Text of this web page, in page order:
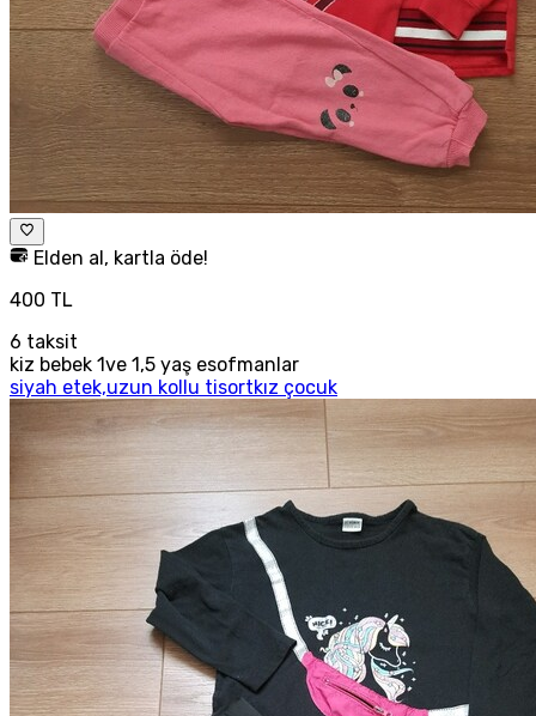
Elden al, kartla öde!
400 TL
6 taksit
kiz bebek 1ve 1,5 yaş esofmanlar
siyah etek,uzun kollu tisortkız çocuk